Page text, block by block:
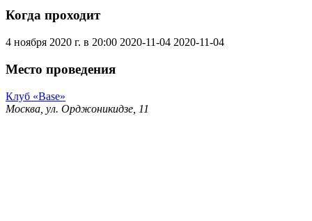
Когда проходит
4 ноября 2020 г. в 20:00 2020-11-04 2020-11-04
Место проведения
Клуб «Base»
Москва, ул. Орджоникидзе, 11